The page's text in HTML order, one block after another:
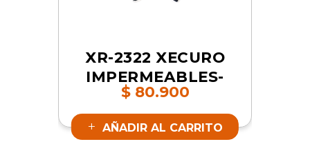
XR-2322 XECURO
IMPERMEABLES-
PVC CON ZAPATO
NEGRO 2XL | SKU
17481
$80.900
AÑADIR AL CARRITO